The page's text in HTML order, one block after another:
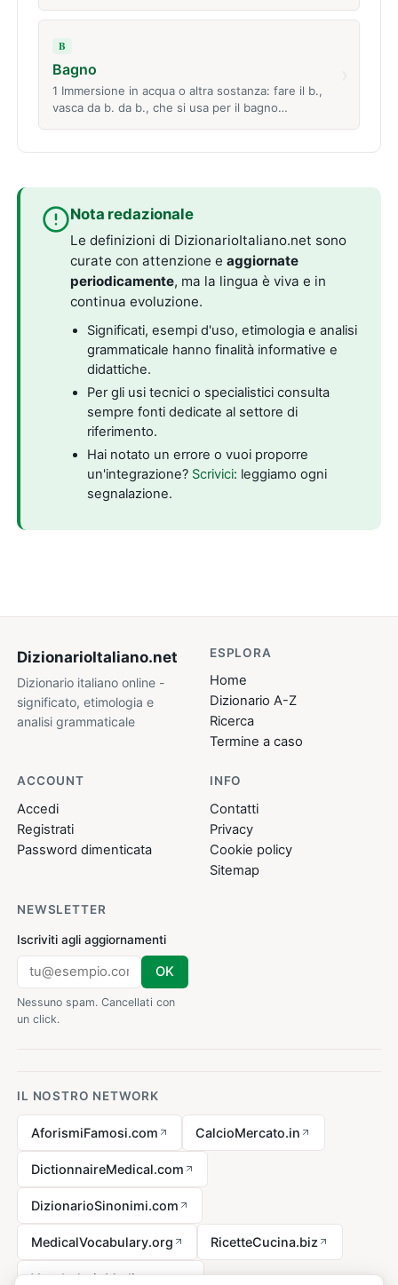
B
Bagno
1 Immersione in acqua o altra sostanza: fare il b.,
vasca da b. da b., che si usa per il bagno…
Nota redazionale
Le definizioni di DizionarioItaliano.net sono
curate con attenzione eaggiornate
periodicamente, ma la lingua è viva e in
continua evoluzione.
Significati, esempi d'uso, etimologia e analisi
grammaticale hanno finalità informative e
didattiche.
Per gli usi tecnici o specialistici consulta
sempre fonti dedicate al settore di
riferimento.
Hai notato un errore o vuoi proporre
un'integrazione? Scrivici: leggiamo ogni
segnalazione.
DizionarioItaliano.net
Dizionario italiano online -
significato, etimologia e
analisi grammaticale
ESPLORA
Home
Dizionario A-Z
Ricerca
Termine a caso
ACCOUNT
Accedi
Registrati
Password dimenticata
INFO
Contatti
Privacy
Cookie policy
Sitemap
NEWSLETTER
Iscriviti agli aggiornamenti
OK
Nessuno spam. Cancellati con
un click.
IL NOSTRO NETWORK
AforismiFamosi.com CalcioMercato.in
DictionnaireMedical.com
DizionarioSinonimi.com
MedicalVocabulary.org RicetteCucina.biz
VocabolarioMedico.com